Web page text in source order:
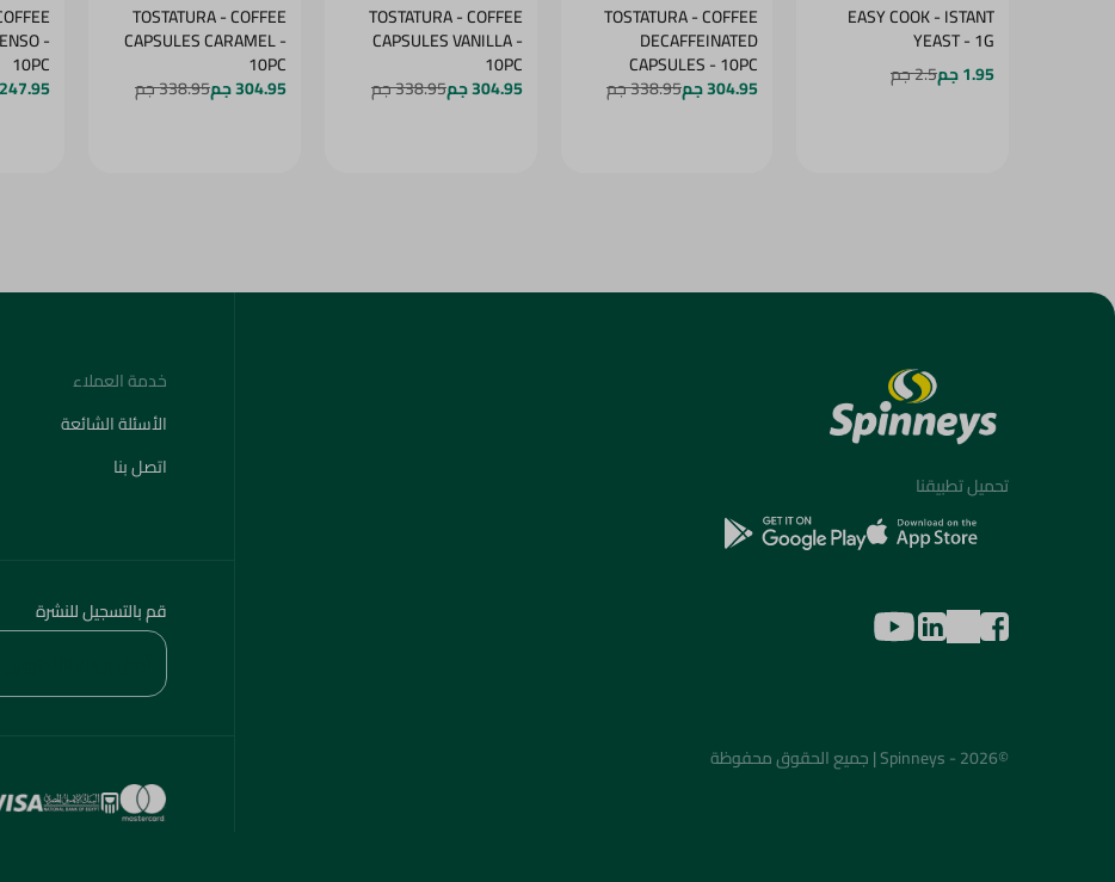
EASY COOK - ISTANT
YEAST - 1G
1.95 جم
2.5 جم
TOSTATURA - COFFEE
DECAFFEINATED
CAPSULES - 10PC
304.95 جم 338.95 جم
TOSTATURA - COFFEE
CAPSULES VANILLA -
10PC
304.95 جم 338.95 جم
TOSTATURA - COFFEE
CAPSULES CARAMEL -
10PC
304.95 جم 338.95 جم
-
10PC
247.95 جم
تحميل تطبيقنا
©2026 - Spinneys | جميع الحقوق محفوظة
خدمة العملاء
الأسئلة الشائعة
اتصل بنا
قم بالتسجيل للنشرة